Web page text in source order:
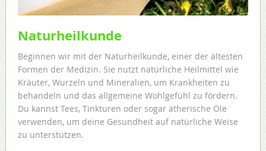
Naturheilkunde
Beginnen wir mit der Naturheilkunde, einer der ältesten
Formen der Medizin. Sie nutzt natürliche Heilmittel wie
Kräuter, Wurzeln und Mineralien, um Krankheiten zu
behandeln und das allgemeine Wohlgefühl zu fördern.
Du kannst Tees, Tinkturen oder sogar ätherische Öle
verwenden, um deine Gesundheit auf natürliche Weise
zu unterstützen.